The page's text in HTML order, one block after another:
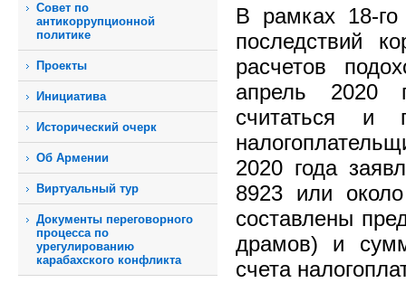
Совет по
антикоррупционной
политике
Проекты
Инициатива
Исторический очерк
Об Армении
Виртуальный тур
Документы переговорного
процесса по
урегулированию
карабахского конфликта
В рамках 18-го
последствий
расчетов
апрель 2020
считаться и
2020 года
8923 или
составлены
драмов) и
счета